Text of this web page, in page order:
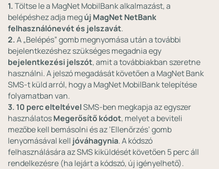
1.Töltse le a MagNet MobilBank alkalmazást, a
belépéshez adja megúj MagNetNetBank
felhasználónevét és jelszavát.
2.A „Belépés” gomb megnyomása után a további
bejelentkezéshez szükséges megadnia egy
bejelentkezési jelszót, amit a továbbiakban szeretne
használni. A jelszó megadását követően a MagNet Bank
SMS-t küld arról, hogy a MagNet MobilBank telepítése
folyamatban van.
3. 10 perc elteltévelSMS-ben megkapja az egyszer
használatosMegerősítő kódot, melyet a beviteli
mezőbe kell bemásolni és az ’Ellenőrzés’ gomb
lenyomásával kell jóváhagynia. A kódszó
felhasználására az SMS kiküldését követően 5 perc áll
rendelkezésre (ha lejárt a kódszó, új igényelhető).